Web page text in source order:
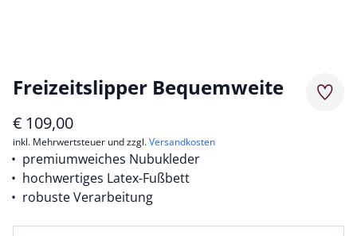
Freizeitslipper Bequemweite
€ 109,00
inkl. Mehrwertsteuer und zzgl.Versandkosten
premiumweiches Nubukleder
hochwertiges Latex-Fußbett
robuste Verarbeitung